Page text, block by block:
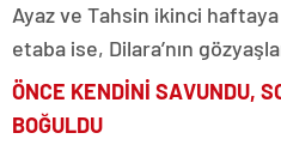
Ayaz ve Tahsin ikinci
etaba ise, Dilara’nın
ÖNCE KENDİNİ SAVUNDU,
BOĞULDU